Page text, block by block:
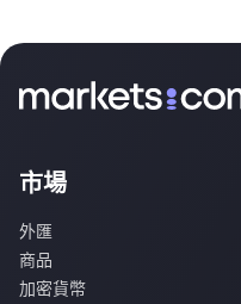
市場
外匯
商品
加密貨幣